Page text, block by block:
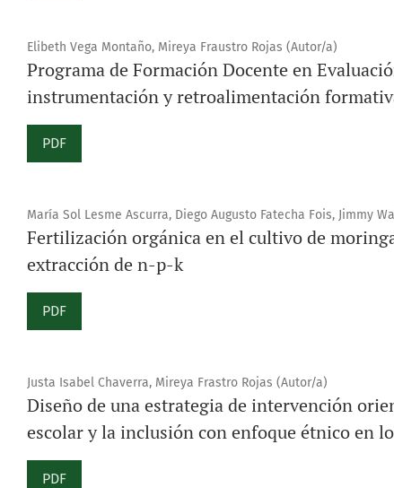
Elibeth Vega Montaño, Mireya Fraustro Rojas (Autor/a)
Programa de Formación Docente en
instrumentación y retroalimentación
PDF
María Sol Lesme Ascurra, Diego Augusto Fatecha Fois, Jimmy
Fertilización orgánica en el cultivo de
extracción de n-p-k
PDF
Justa Isabel Chaverra, Mireya Frastro Rojas (Autor/a)
Diseño de una estrategia de intervención
escolar y la inclusión con enfoque étnico en
PDF